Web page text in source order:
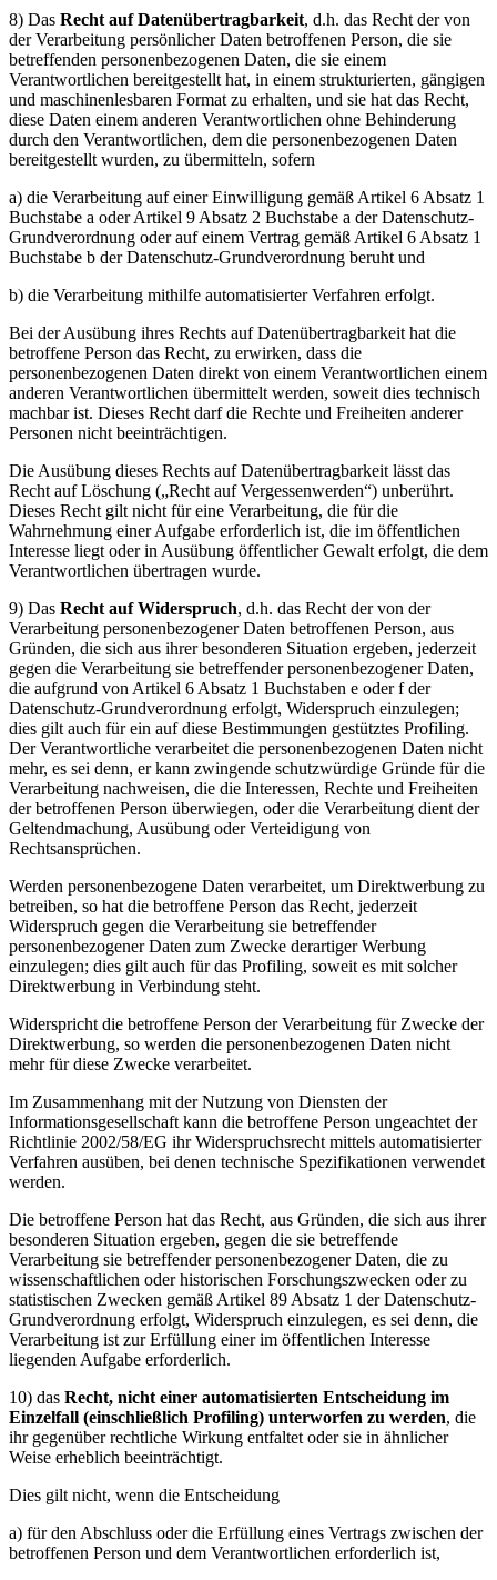
8) Das Recht auf Datenübertragbarkeit, d.h. das Recht der von
der Verarbeitung persönlicher Daten betroffenen Person, die sie
betreffenden personenbezogenen Daten, die sie einem
Verantwortlichen bereitgestellt hat, in einem strukturierten, gängigen
und maschinenlesbaren Format zu erhalten, und sie hat das Recht,
diese Daten einem anderen Verantwortlichen ohne Behinderung
durch den Verantwortlichen, dem die personenbezogenen Daten
bereitgestellt wurden, zu übermitteln, sofern
a) die Verarbeitung auf einer Einwilligung gemäß Artikel 6 Absatz 1
Buchstabe a oder Artikel 9 Absatz 2 Buchstabe a der Datenschutz-
Grundverordnung oder auf einem Vertrag gemäß Artikel 6 Absatz 1
Buchstabe b der Datenschutz-Grundverordnung beruht und
b) die Verarbeitung mithilfe automatisierter Verfahren erfolgt.
Bei der Ausübung ihres Rechts auf Datenübertragbarkeit hat die
betroffene Person das Recht, zu erwirken, dass die
personenbezogenen Daten direkt von einem Verantwortlichen einem
anderen Verantwortlichen übermittelt werden, soweit dies technisch
machbar ist. Dieses Recht darf die Rechte und Freiheiten anderer
Personen nicht beeinträchtigen.
Die Ausübung dieses Rechts auf Datenübertragbarkeit lässt das
Recht auf Löschung („Recht auf Vergessenwerden“) unberührt.
Dieses Recht gilt nicht für eine Verarbeitung, die für die
Wahrnehmung einer Aufgabe erforderlich ist, die im öffentlichen
Interesse liegt oder in Ausübung öffentlicher Gewalt erfolgt, die dem
Verantwortlichen übertragen wurde.
9) Das Recht auf Widerspruch, d.h. das Recht der von der
Verarbeitung personenbezogener Daten betroffenen Person, aus
Gründen, die sich aus ihrer besonderen Situation ergeben, jederzeit
gegen die Verarbeitung sie betreffender personenbezogener Daten,
die aufgrund von Artikel 6 Absatz 1 Buchstaben e oder f der
Datenschutz-Grundverordnung erfolgt, Widerspruch einzulegen;
dies gilt auch für ein auf diese Bestimmungen gestütztes Profiling.
Der Verantwortliche verarbeitet die personenbezogenen Daten nicht
mehr, es sei denn, er kann zwingende schutzwürdige Gründe für die
Verarbeitung nachweisen, die die Interessen, Rechte und Freiheiten
der betroffenen Person überwiegen, oder die Verarbeitung dient der
Geltendmachung, Ausübung oder Verteidigung von
Rechtsansprüchen.
Werden personenbezogene Daten verarbeitet, um Direktwerbung zu
betreiben, so hat die betroffene Person das Recht, jederzeit
Widerspruch gegen die Verarbeitung sie betreffender
personenbezogener Daten zum Zwecke derartiger Werbung
einzulegen; dies gilt auch für das Profiling, soweit es mit solcher
Direktwerbung in Verbindung steht.
Widerspricht die betroffene Person der Verarbeitung für Zwecke der
Direktwerbung, so werden die personenbezogenen Daten nicht
mehr für diese Zwecke verarbeitet.
Im Zusammenhang mit der Nutzung von Diensten der
Informationsgesellschaft kann die betroffene Person ungeachtet der
Richtlinie 2002/58/EG ihr Widerspruchsrecht mittels automatisierter
Verfahren ausüben, bei denen technische Spezifikationen verwendet
werden.
Die betroffene Person hat das Recht, aus Gründen, die sich aus ihrer
besonderen Situation ergeben, gegen die sie betreffende
Verarbeitung sie betreffender personenbezogener Daten, die zu
wissenschaftlichen oder historischen Forschungszwecken oder zu
statistischen Zwecken gemäß Artikel 89 Absatz 1 der Datenschutz-
Grundverordnung erfolgt, Widerspruch einzulegen, es sei denn, die
Verarbeitung ist zur Erfüllung einer im öffentlichen Interesse
liegenden Aufgabe erforderlich.
10) das Recht, nicht einer automatisierten Entscheidung im
Einzelfall (einschließlich Profiling) unterworfen zu werden, die
ihr gegenüber rechtliche Wirkung entfaltet oder sie in ähnlicher
Weise erheblich beeinträchtigt.
Dies gilt nicht, wenn die Entscheidung
a) für den Abschluss oder die Erfüllung eines Vertrags zwischen der
betroffenen Person und dem Verantwortlichen erforderlich ist,